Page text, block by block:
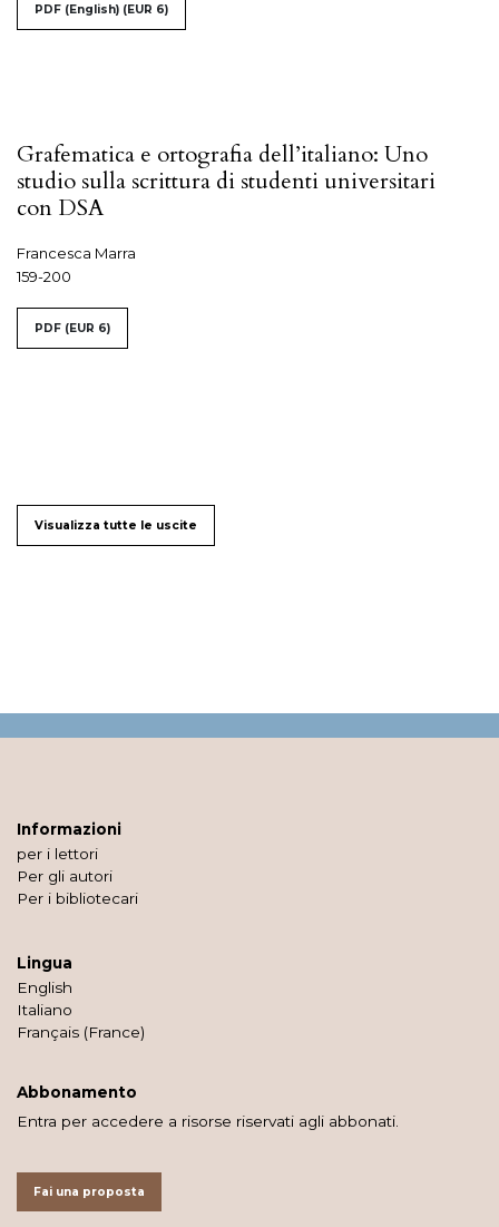
PDF (English) (EUR 6)
Grafematica e ortografia dell’italiano: Uno
studio sulla scrittura di studenti universitari
con DSA
Francesca Marra
159-200
PDF (EUR 6)
Visualizza tutte le uscite
Informazioni
per i lettori
Per gli autori
Per i bibliotecari
Lingua
English
Italiano
Français (France)
Abbonamento
Entra per accedere a risorse riservati agli abbonati.
Fai una proposta